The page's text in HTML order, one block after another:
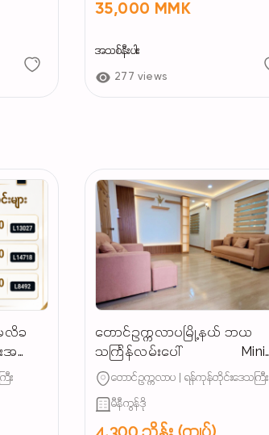
35,000 MMK
အသစ်နီးပါး
277 views
လိခ
အ
း
တောင်ဥက္ကလာပမြို့နယ် ဘယ
သင်္ကြန်လမ်းပေါ် Mini
Condo အရောင်း (𝐏𝐎𝐒𝐓 𝐍𝐎.291
တောင်ဥက္ကလာပ | ရန်ကုန်တိုင်းဒေသကြီး
မီနီကွန်ဒို